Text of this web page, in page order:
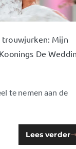
trouwjurken: Mijn
De
te nemen aan de
Lees verder